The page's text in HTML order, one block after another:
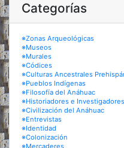
Categorías
※Zonas Arqueológicas
※Museos
※Murales
※Códices
※Culturas Ancestrales
※Pueblos Indígenas
※Filosofía del Anáhuac
※Historiadores e Investigadores
※Civilización del Anáhuac
※Entrevistas
※Identidad
※Colonización
※Mercaderes